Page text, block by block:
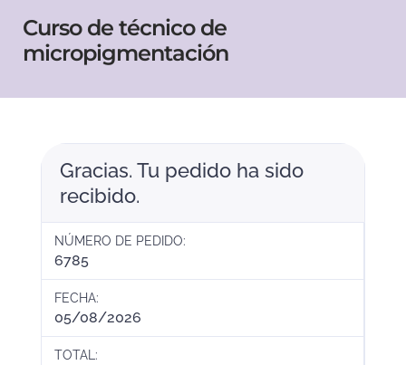
Curso de técnico de
micropigmentación
Gracias. Tu pedido ha sido
recibido.
NÚMERO DE PEDIDO:
6785
FECHA:
05/08/2026
TOTAL: